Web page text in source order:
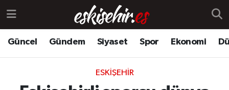
Güncel Gündem Siyaset Spor Ekonomi
ESKIŞEHIR